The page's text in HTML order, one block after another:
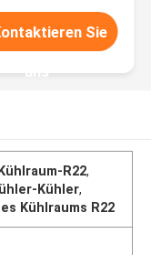
Sie
uns
R22,
Kühler,
Kühlraums R22